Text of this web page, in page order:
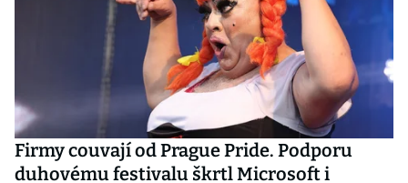
Firmy couvají od Prague Pride. Podporu
duhovému festivalu škrtl Microsoft i